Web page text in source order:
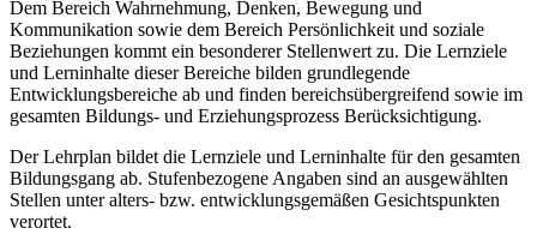
Dem Bereich Wahrnehmung, Denken, Bewegung und
Kommunikation sowie dem Bereich Persönlichkeit und soziale
Beziehungen kommt ein besonderer Stellenwert zu. Die Lernziele
und Lerninhalte dieser Bereiche bilden grundlegende
Entwicklungsbereiche ab und finden bereichsübergreifend sowie im
gesamten Bildungs- und Erziehungsprozess Berücksichtigung.
Der Lehrplan bildet die Lernziele und Lerninhalte für den gesamten
Bildungsgang ab. Stufenbezogene Angaben sind an ausgewählten
Stellen unter alters- bzw. entwicklungsgemäßen Gesichtspunkten
verortet.